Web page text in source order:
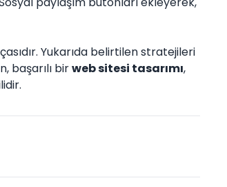
Yukarıda belirtilen stratejileri
başarılı birweb sitesi tasarımı,